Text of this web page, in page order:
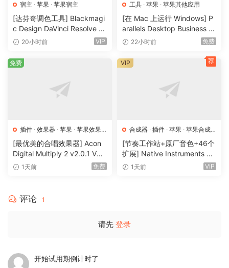
首先，您可以从任何浏览器拖动链接到Downie的窗口或
Dock中的图标。
如果您有更多链接或某些文本内的链接，只需将整个内容
拖到Downie上，它将扫描文本中的链接。
您也可以使用复制和粘贴-只需在Downie中按
Command-O，就可以插入世界上的所有链接！
下载网页视频就是这么简单，妈妈再也不用担心我的学
习……
2023-12-15 更新Downie 4 v4.7
2024-04-09 更新了 Downie 4 v4.7.8
2024-04-20 更新了 Downie 4 v4.7.10
2024-07-21 更新了 Downie 4 v4.7.22
宿主 · 苹果 · 苹果宿主
[达芬奇调色工具] Blackmagi
c Design DaVinci Resolve St
udio 21.0.4 Multilingual [Ma
20小时前 VIP
工具 · 苹果 · 苹果其他应用
[在 Mac 上运行 Windows] P
arallels Desktop Business E
dition 26.4.1.57516-ATB [M
22小时前 免费
插件 · 效果器 · 苹果 · 苹果效果
器
[最优美的合唱效果器] Acon
Digital Multiply 2 v2.0.1 VST
VST3 AU AAX [WiN, MacOS
1天前 免费
免费
合成器 · 插件 · 苹果 · 苹果合成
器
[节奏工作站+原厂音色+46个
扩展] Native Instruments M
aschine 3.6.0-HCiSO [Mac
1天前 VIP
VIP 荐
评论 1
请先 登录
开始试用期倒计时了